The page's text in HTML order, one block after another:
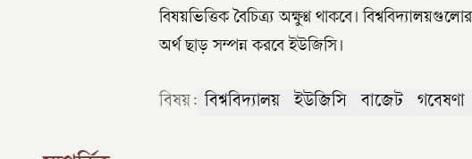
বিষয়ভিত্তিক বৈচিত্র্য অক্ষুণ্ণ থাকবে।
অর্থ ছাড় সম্পন্ন করবে ইউজিসি।
বিষয়: বিশ্ববিদ্যালয় ইউজিসি বাজেট গবেষণা